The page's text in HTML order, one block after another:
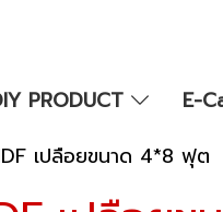
PRODUCT E-
เปลือยขนาด 4*8 ฟุต